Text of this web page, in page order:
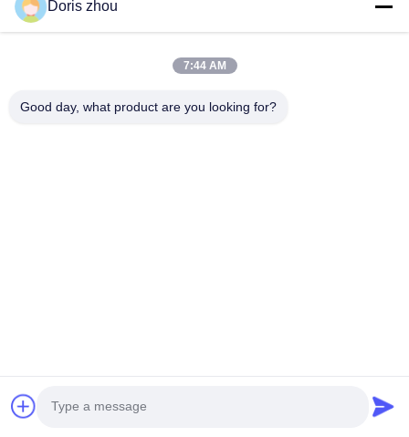
empresa?
R: Con más de 10 años como proveedor de oro de
Alibaba, numerosas certificaciones (CE, ISO9001,
verificación in situ de Alibaba) y un límite de garantía
fiabilidad probada.
Enviar una consulta
Doris zhou
7:44 AM
Good day, what product are you looking for?